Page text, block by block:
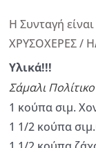
Η Συνταγή
ΧΡΥΣΟΧΕΡΕΣ /
Υλικά!!!
Σάμαλι Πολίτικο
1 κούπα σιμ.
1 1/2 κούπα